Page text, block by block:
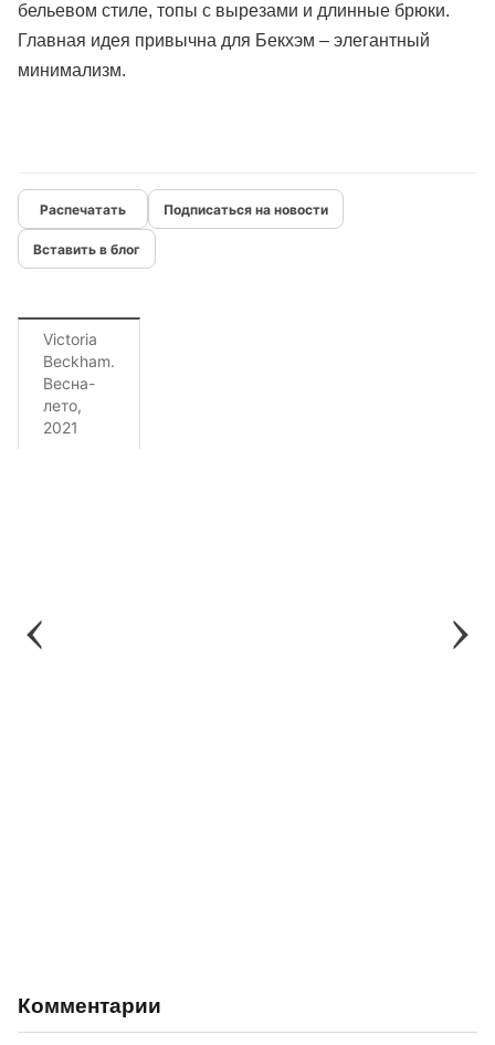
бельевом стиле, топы с вырезами и длинные брюки.
Главная идея привычна для Бекхэм – элегантный
минимализм.
Подписаться на новости
Вставить в блог
Victoria
Beckham.
Весна-
лето,
2021
Комментарии